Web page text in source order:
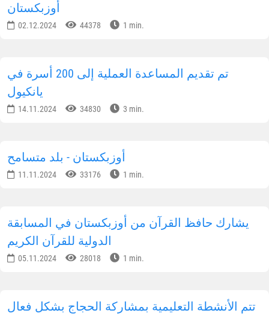
أوزبكستان
02.12.2024 44378 1 min.
تم تقديم المساعدة العملية إلى 200 أسرة في
يانكيول
14.11.2024 34830 3 min.
أوزبكستان - بلد متسامح
11.11.2024 33176 1 min.
يشارك حافظ القرآن من أوزبكستان في المسابقة
الدولية للقرآن الكريم
05.11.2024 28018 1 min.
تتم الأنشطة التعليمية بمشاركة الحجاج بشكل فعال